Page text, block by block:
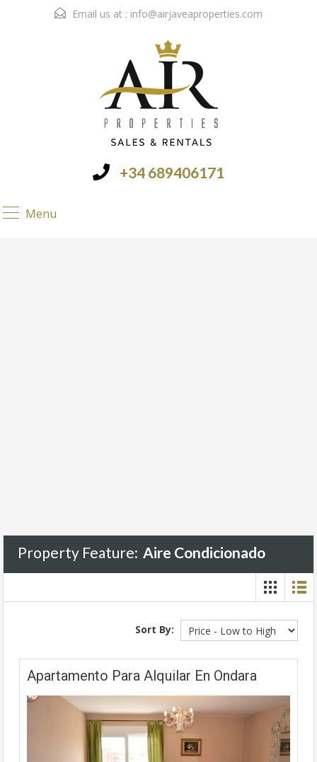
Email us at : info@airjaveaproperties.com
+34 689406171
Menu
Property Feature: Aire Condicionado
Sort By:
Apartamento Para Alquilar En Ondara